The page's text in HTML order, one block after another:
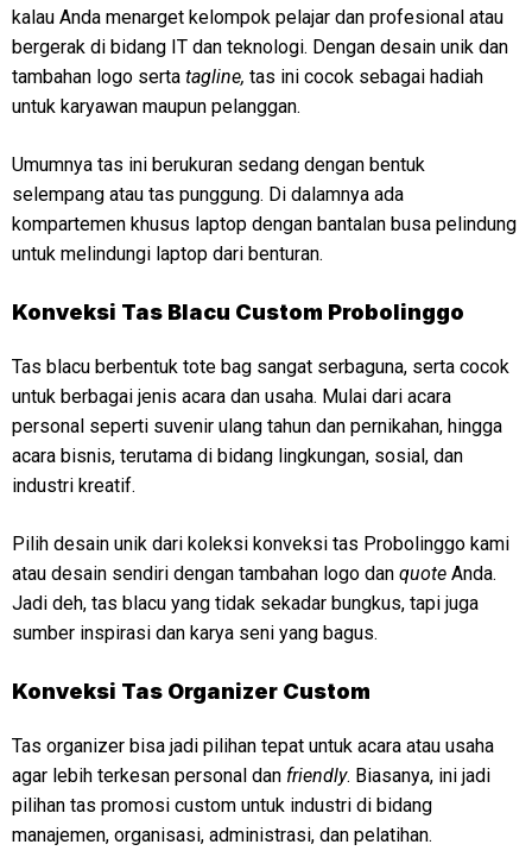
kalau Anda menarget kelompok pelajar dan profesional atau
bergerak di bidang IT dan teknologi. Dengan desain unik dan
tambahan logo serta tagline, tas ini cocok sebagai hadiah
untuk karyawan maupun pelanggan.
Umumnya tas ini berukuran sedang dengan bentuk
selempang atau tas punggung. Di dalamnya ada
kompartemen khusus laptop dengan bantalan busa pelindung
untuk melindungi laptop dari benturan.
Konveksi Tas Blacu Custom Probolinggo
Tas blacu berbentuk tote bag sangat serbaguna, serta cocok
untuk berbagai jenis acara dan usaha. Mulai dari acara
personal seperti suvenir ulang tahun dan pernikahan, hingga
acara bisnis, terutama di bidang lingkungan, sosial, dan
industri kreatif.
Pilih desain unik dari koleksi konveksi tas Probolinggo kami
atau desain sendiri dengan tambahan logo dan quote Anda.
Jadi deh, tas blacu yang tidak sekadar bungkus, tapi juga
sumber inspirasi dan karya seni yang bagus.
Konveksi Tas Organizer Custom
Tas organizer bisa jadi pilihan tepat untuk acara atau usaha
agar lebih terkesan personal dan friendly. Biasanya, ini jadi
pilihan tas promosi custom untuk industri di bidang
manajemen, organisasi, administrasi, dan pelatihan.